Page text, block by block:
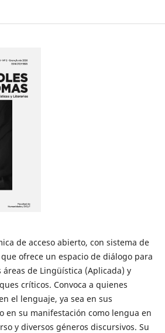
de acceso abierto, con sistema de
ofrece un espacio de diálogo para
de Lingüística (Aplicada) y
críticos. Convoca a quienes
el lenguaje, ya sea en sus
en su manifestación como lengua en
y diversos géneros discursivos. Su